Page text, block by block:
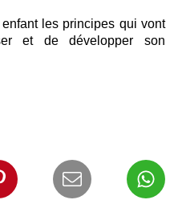
les principes qui vont
et de développer son